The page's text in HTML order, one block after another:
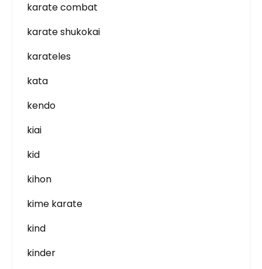
karate combat
karate shukokai
karateles
kata
kendo
kiai
kid
kihon
kime karate
kind
kinder